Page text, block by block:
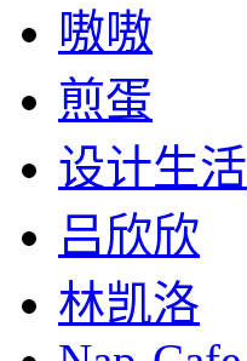
嗷嗷
煎蛋
设计生活
吕欣欣
林凯洛